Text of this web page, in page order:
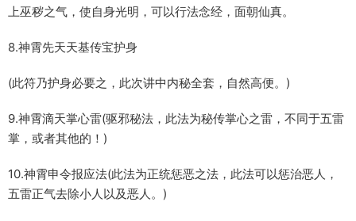
上巫秽之气，使自身光明，可以行法念经，面朝仙真。
8.神霄先天天基传宝护身
(此符乃护身必要之，此次讲中内秘全套，自然高便。)
9.神霄滴天掌心雷(驱邪秘法，此法为秘传掌心之雷，不同于五雷
掌，或者其他的！)
10.神霄申令报应法(此法为正统惩恶之法，此法可以惩治恶人，
五雷正气去除小人以及恶人。)